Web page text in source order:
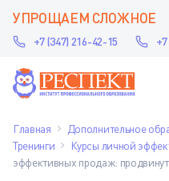
УПРОЩАЕМ СЛОЖНОЕ
+7 (347) 216-42-15
Главная Дополнительное
Тренинги
Курсы личной
эффективных продаж: